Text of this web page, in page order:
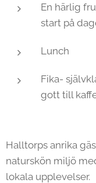
En härlig
start på
Lunch
Fika-
gott till
Halltorps anrika
naturskön miljö
lokala upplevelser.